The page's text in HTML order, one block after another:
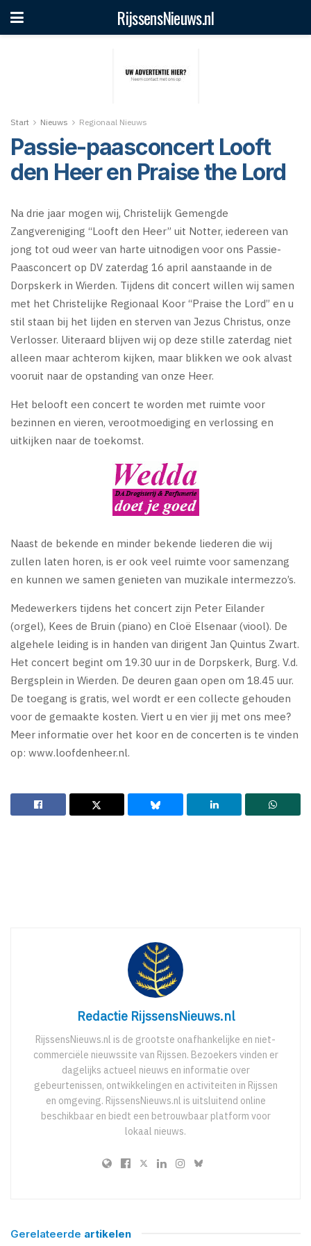
RijssensNieuws.nl
Start Nieuws Regionaal Nieuws
Passie-paasconcert Looft
den Heer en Praise the Lord
Na drie jaar mogen wij, Christelijk Gemengde
Zangvereniging “Looft den Heer” uit Notter, iedereen van
jong tot oud weer van harte uitnodigen voor ons Passie-
Paasconcert op DV zaterdag 16 april aanstaande in de
Dorpskerk in Wierden. Tijdens dit concert willen wij samen
met het Christelijke Regionaal Koor “Praise the Lord” en u
stil staan bij het lijden en sterven van Jezus Christus, onze
Verlosser. Uiteraard blijven wij op deze stille zaterdag niet
alleen maar achterom kijken, maar blikken we ook alvast
vooruit naar de opstanding van onze Heer.
Het belooft een concert te worden met ruimte voor
bezinnen en vieren, verootmoediging en verlossing en
uitkijken naar de toekomst.
Naast de bekende en minder bekende liederen die wij
zullen laten horen, is er ook veel ruimte voor samenzang
en kunnen we samen genieten van muzikale intermezzo’s.
Medewerkers tijdens het concert zijn Peter Eilander
(orgel), Kees de Bruin (piano) en Cloë Elsenaar (viool). De
algehele leiding is in handen van dirigent Jan Quintus Zwart.
Het concert begint om 19.30 uur in de Dorpskerk, Burg. V.d.
Bergsplein in Wierden. De deuren gaan open om 18.45 uur.
De toegang is gratis, wel wordt er een collecte gehouden
voor de gemaakte kosten. Viert u en vier jij met ons mee?
Meer informatie over het koor en de concerten is te vinden
op: www.loofdenheer.nl.
Redactie RijssensNieuws.nl
RijssensNieuws.nl is de grootste onafhankelijke en niet-
commerciële nieuwssite van Rijssen. Bezoekers vinden er
dagelijks actueel nieuws en informatie over
gebeurtenissen, ontwikkelingen en activiteiten in Rijssen
en omgeving. RijssensNieuws.nl is uitsluitend online
beschikbaar en biedt een betrouwbaar platform voor
lokaal nieuws.
Gerelateerde artikelen